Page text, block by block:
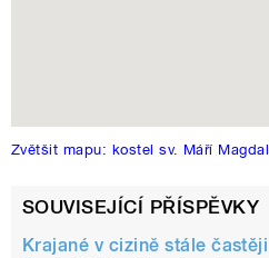
Zvětšit mapu: kostel sv. Máří
SOUVISEJÍCÍ PŘÍSPĚVKY
Krajané v cizině stále